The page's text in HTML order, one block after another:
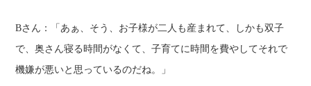
Bさん：
「あぁ、そう、お子様が二人も産まれて、しかも双子
で、奥さん寝る時間がなくて、子育てに時間を費やしてそれで
機嫌が悪いと思っているのだね。」